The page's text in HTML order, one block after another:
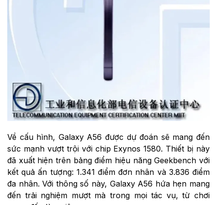
Về cấu hình, Galaxy A56 được dự đoán sẽ mang đến
sức mạnh vượt trội với chip Exynos 1580. Thiết bị này
đã xuất hiện trên bảng điểm hiệu năng Geekbench với
kết quả ấn tượng: 1.341 điểm đơn nhân và 3.836 điểm
đa nhân. Với thông số này, Galaxy A56 hứa hẹn mang
đến trải nghiệm mượt mà trong mọi tác vụ, từ chơi